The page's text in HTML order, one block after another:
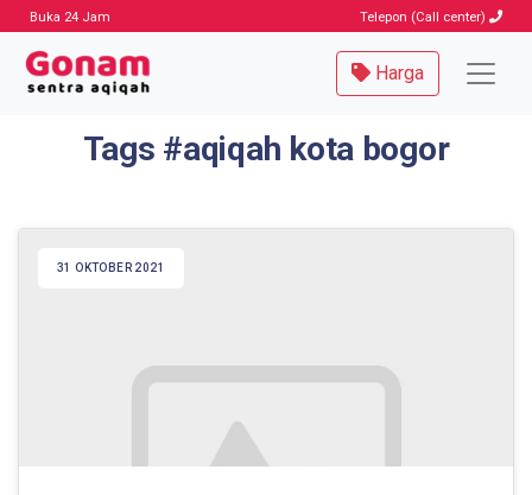
Buka 24 Jam Telepon (Call center)
Harga
Tags #aqiqah kota bogor
31 OKTOBER 2021